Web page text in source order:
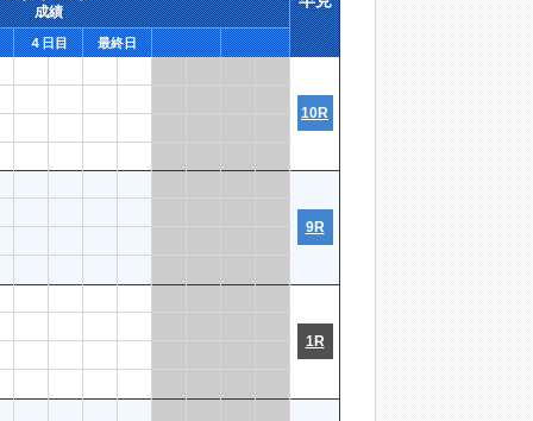
成績
４日目 最終日
10R
9R
1R